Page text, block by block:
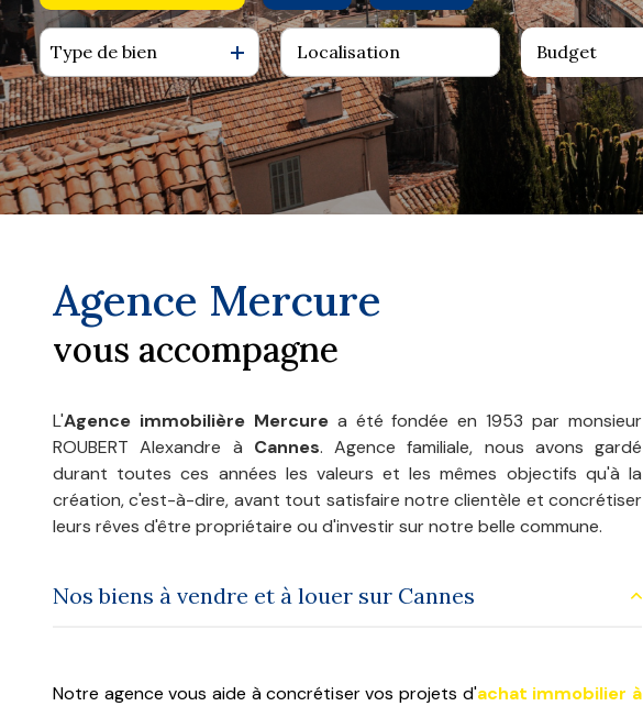
agence
contact
De l'ancien
De l'immo pro
à l'année
De l'immo pro
Type de bien Budget
Agence Mercure
vous accompagne
L'Agence immobilière Mercurea été fondée en 1953 par monsieur
ROUBERT Alexandre à Cannes. Agence familiale, nous avons gardé
durant toutes ces années les valeurs et les mêmes objectifs qu'à la
création, c'est-à-dire, avant tout satisfaire notre clientèle et concrétiser
leurs rêves d'être propriétaire ou d'investir sur notre belle commune.
Nos biens à vendre et à louer sur Cannes
Notre agence vous aide à concrétiser vos projets d'achat immobilier à